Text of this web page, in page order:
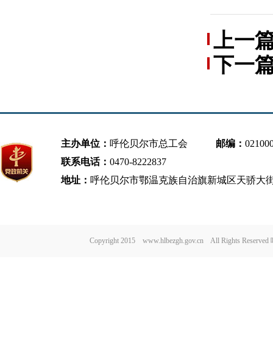
上一
与法
下一
主办单位： 呼伦贝尔市总工会 邮编：
联系电话： 0470-8222837
地址： 呼伦贝尔市鄂温克族自治旗新城区天骄大
Copyright 2015 www.hlbezgh.gov.cn All Rights